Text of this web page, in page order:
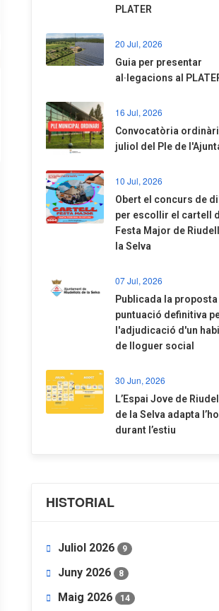
PLATER
20 Jul, 2026
​Guia per presentar
al·legacions al
16 Jul, 2026
Convocatòria
juliol del Ple de
10 Jul, 2026
​Obert el concurs de
per escollir el cartell
Festa Major de
la Selva
07 Jul, 2026
​Publicada la
puntuació definitiva
l'adjudicació d'un
de lloguer social
30 Jun, 2026
​L’Espai Jove de
de la Selva adapta
durant l’estiu
HISTORIAL
Juliol 2026 9
Juny 2026 8
Maig 2026 14